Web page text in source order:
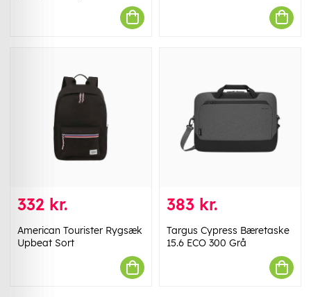
332 kr.
American Tourister Rygsæk
Upbeat Sort
383 kr.
Targus Cypress Bæretaske
15.6 ECO 300 Grå